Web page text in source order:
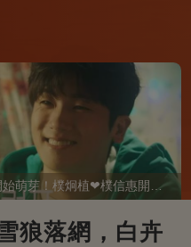
《低谷醫生》新預告/冤家的愛情開始萌芽！樸炯植❤樸信惠開啓「同居生活」互相共鳴、安慰~
狼落網，白卉